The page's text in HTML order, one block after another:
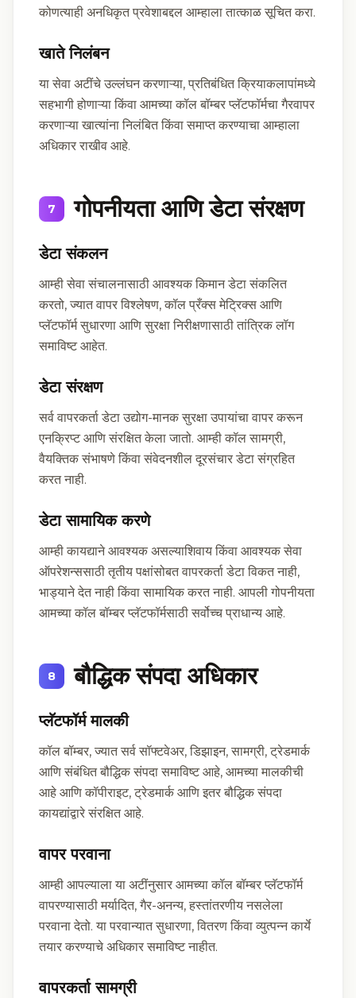
कोणत्याही अनधिकृत प्रवेशाबद्दल आम्हाला तात्काळ सूचित करा.
खाते निलंबन
या सेवा अटींचे उल्लंघन करणाऱ्या, प्रतिबंधित क्रियाकलापांमध्ये
सहभागी होणाऱ्या किंवा आमच्या कॉल बॉम्बर प्लॅटफॉर्मचा गैरवापर
करणाऱ्या खात्यांना निलंबित किंवा समाप्त करण्याचा आम्हाला
अधिकार राखीव आहे.
7 गोपनीयता आणि डेटा संरक्षण
डेटा संकलन
आम्ही सेवा संचालनासाठी आवश्यक किमान डेटा संकलित
करतो, ज्यात वापर विश्लेषण, कॉल प्रँक्स मेट्रिक्स आणि
प्लॅटफॉर्म सुधारणा आणि सुरक्षा निरीक्षणासाठी तांत्रिक लॉग
समाविष्ट आहेत.
डेटा संरक्षण
सर्व वापरकर्ता डेटा उद्योग-मानक सुरक्षा उपायांचा वापर करून
एनक्रिप्ट आणि संरक्षित केला जातो. आम्ही कॉल सामग्री,
वैयक्तिक संभाषणे किंवा संवेदनशील दूरसंचार डेटा संग्रहित
करत नाही.
डेटा सामायिक करणे
आम्ही कायद्याने आवश्यक असल्याशिवाय किंवा आवश्यक सेवा
ऑपरेशन्ससाठी तृतीय पक्षांसोबत वापरकर्ता डेटा विकत नाही,
भाड्याने देत नाही किंवा सामायिक करत नाही. आपली गोपनीयता
आमच्या कॉल बॉम्बर प्लॅटफॉर्मसाठी सर्वोच्च प्राधान्य आहे.
8 बौद्धिक संपदा अधिकार
प्लॅटफॉर्म मालकी
कॉल बॉम्बर, ज्यात सर्व सॉफ्टवेअर, डिझाइन, सामग्री, ट्रेडमार्क
आणि संबंधित बौद्धिक संपदा समाविष्ट आहे, आमच्या मालकीची
आहे आणि कॉपीराइट, ट्रेडमार्क आणि इतर बौद्धिक संपदा
कायद्यांद्वारे संरक्षित आहे.
वापर परवाना
आम्ही आपल्याला या अटींनुसार आमच्या कॉल बॉम्बर प्लॅटफॉर्म
वापरण्यासाठी मर्यादित, गैर-अनन्य, हस्तांतरणीय नसलेला
परवाना देतो. या परवान्यात सुधारणा, वितरण किंवा व्युत्पन्न कार्ये
तयार करण्याचे अधिकार समाविष्ट नाहीत.
वापरकर्ता सामग्री